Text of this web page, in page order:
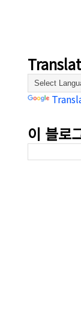
이 블로